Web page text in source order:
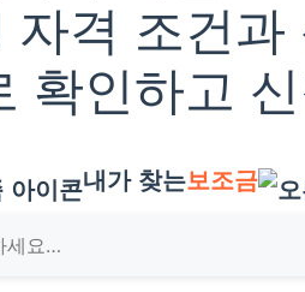
자격 조건과
확인하고
내가 찾는보조금